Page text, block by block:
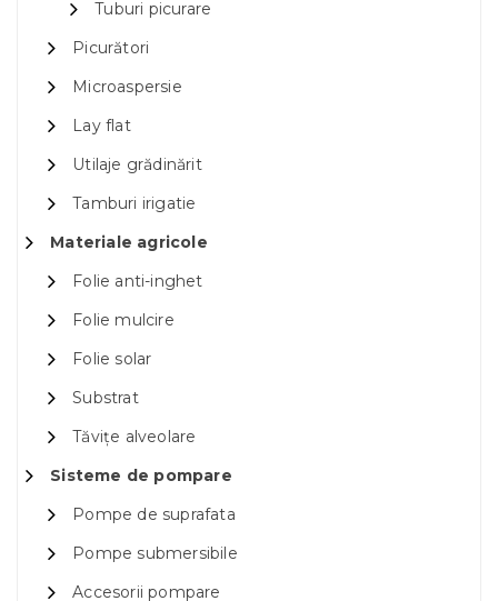
Tuburi picurare
Picurători
Microaspersie
Lay flat
Utilaje grădinărit
Tamburi irigatie
Materiale agricole
Folie anti-inghet
Folie mulcire
Folie solar
Substrat
Tăvițe alveolare
Sisteme de pompare
Pompe de suprafata
Pompe submersibile
Accesorii pompare